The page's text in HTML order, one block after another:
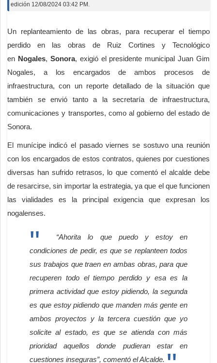
edición 12/08/2024 03:42 PM.
Un replanteamiento de las obras, para recuperar el tiempo
perdido en las obras de Ruiz Cortines y Tecnológico
en Nogales, Sonora, exigió el presidente municipal Juan Gim
Nogales, a los encargados de ambos procesos de
infraestructura, con un reporte detallado de la situación que
también se envió tanto a la secretaría de infraestructura,
comunicaciones y transportes, como al gobierno del estado de
Sonora.
El munícipe indicó el pasado viernes se sostuvo una reunión
con los encargados de estos contratos, quienes por cuestiones
diversas han sufrido retrasos, lo que comentó el alcalde debe
de resarcirse, sin importar la estrategia, ya que el que funcionen
las vialidades es la principal exigencia que expresan los
nogalenses.
“Ahorita lo que puedo y estoy en
condiciones de pedir, es que se replanteen todos
sus trabajos que traen en ambas obras, para que
recuperen todo el tiempo perdido y esa es la
primera actividad que estoy pidiendo, la segunda
es que estoy pidiendo que manden más gente en
ambos proyectos y la tercera cuestión que yo
solicite al estado, es que se atienda con más
prioridad aquellos donde pudieran estar en
cuestiones inseguras”, comentó el Alcalde.